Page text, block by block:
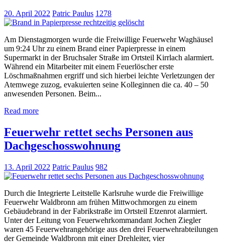
20. April 2022 Patric Paulus 1278
Am Dienstagmorgen wurde die Freiwillige Feuerwehr Waghäusel
um 9:24 Uhr zu einem Brand einer Papierpresse in einem
Supermarkt in der Bruchsaler Straße im Ortsteil Kirrlach alarmiert.
Während ein Mitarbeiter mit einem Feuerlöscher erste
Löschmaßnahmen ergriff und sich hierbei leichte Verletzungen der
Atemwege zuzog, evakuierten seine Kolleginnen die ca. 40 – 50
anwesenden Personen. Beim...
Read more
Feuerwehr rettet sechs Personen aus
Dachgeschosswohnung
13. April 2022 Patric Paulus 982
Durch die Integrierte Leitstelle Karlsruhe wurde die Freiwillige
Feuerwehr Waldbronn am frühen Mittwochmorgen zu einem
Gebäudebrand in der Fabrikstraße im Ortsteil Etzenrot alarmiert.
Unter der Leitung von Feuerwehrkommandant Jochen Ziegler
waren 45 Feuerwehrangehörige aus den drei Feuerwehrabteilungen
der Gemeinde Waldbronn mit einer Drehleiter, vier